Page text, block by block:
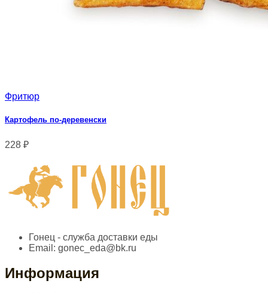
Фритюр
Картофель по-деревенски
228 ₽
Гонец - служба доставки еды
Email: gonec_eda@bk.ru
Информация